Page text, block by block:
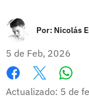
Por: Nicolás
5 de Feb, 2026
Facebook
X
Actualizado: 5 de